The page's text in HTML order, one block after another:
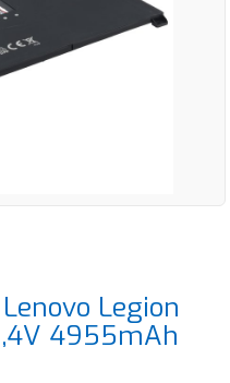
Legion
4955mAh